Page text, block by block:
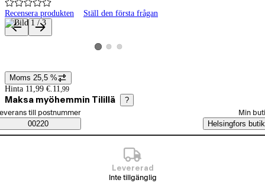
Recensera produkten Ställ den första frågan
Produktbilder och videor
Visa produktbild 1
Visa produktbild 2
Visa produktbild 3
Prisinformation
Moms 25,5 %
Hinta 11,99 €. 11 ,99
Maksa myöhemmin Tilillä ?
Saatavuustiedot
beställningssätt
till postnummer
00220
Min
Helsingfors butik
Levererad
Inte tillgänglig